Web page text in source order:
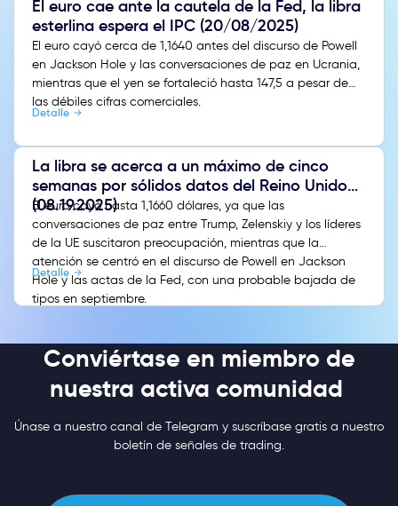
El euro cae ante la cautela de la Fed, la libra
esterlina espera el IPC (20/08/2025)
El euro cayó cerca de 1,1640 antes del discurso de Powell
en Jackson Hole y las conversaciones de paz en Ucrania,
mientras que el yen se fortaleció hasta 147,5 a pesar de
las débiles cifras comerciales.
Detalle
La libra se acerca a un máximo de cinco
semanas por sólidos datos del Reino Unido
(08.19.2025)
El euro cayó hasta 1,1660 dólares, ya que las
conversaciones de paz entre Trump, Zelenskiy y los líderes
de la UE suscitaron preocupación, mientras que la
atención se centró en el discurso de Powell en Jackson
Hole y las actas de la Fed, con una probable bajada de
tipos en septiembre.
Detalle
Conviértase en miembro de
nuestra activa comunidad
Únase a nuestro canal de Telegram y suscríbase gratis a nuestro
boletín de señales de trading.